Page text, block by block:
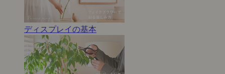
ディスプレイの基本